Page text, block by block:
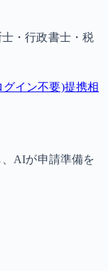
・行政書士・税
グイン不要)提携相
AIが申請準備を